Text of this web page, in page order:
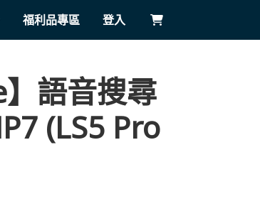
福利品專區 登入
】語音搜尋
(LS5 Pro